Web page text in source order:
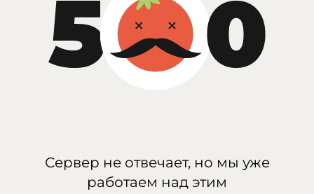
Сервер не отвечает, но мы уже
работаем над этим